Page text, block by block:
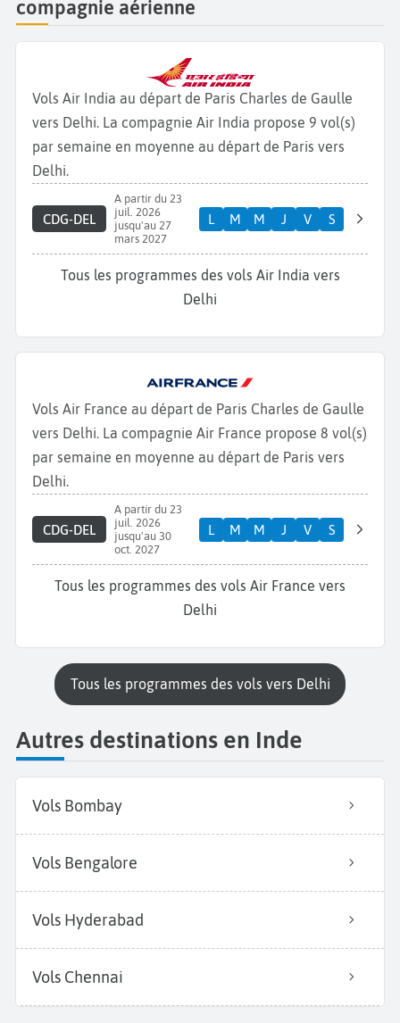
compagnie aérienne
Vols Air India au départ de Paris Charles de Gaulle
vers Delhi. La compagnie Air India propose 9 vol(s)
par semaine en moyenne au départ de Paris vers
Delhi.
CDG-DEL
A partir du 23
juil. 2026
jusqu'au 27
mars 2027
L M M J V S
Tous les programmes des vols Air India vers
Delhi
Vols Air France au départ de Paris Charles de Gaulle
vers Delhi. La compagnie Air France propose 8 vol(s)
par semaine en moyenne au départ de Paris vers
Delhi.
CDG-DEL
A partir du 23
juil. 2026
jusqu'au 30
oct. 2027
L M M J V S
Tous les programmes des vols Air France vers
Delhi
Tous les programmes des vols vers Delhi
Autres destinations en Inde
Vols Bombay
Vols Bengalore
Vols Hyderabad
Vols Chennai